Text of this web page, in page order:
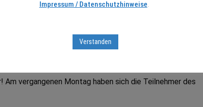
in unserem Börsenticker:
vergangenen Montag haben sich die Teilnehmer des
Impressum / Datenschutzhinweise.
Verstanden